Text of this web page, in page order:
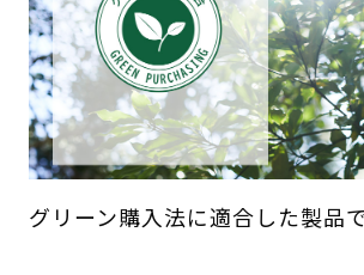
グリーン購入法に適合した製品で